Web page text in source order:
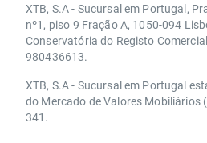
XTB, S.A - Sucursal em Portugal,
nº1, piso 9 Fração A, 1050-094
Conservatória do Registo
980436613.
XTB, S.A - Sucursal em Portugal
do Mercado de Valores Mobiliários
341.